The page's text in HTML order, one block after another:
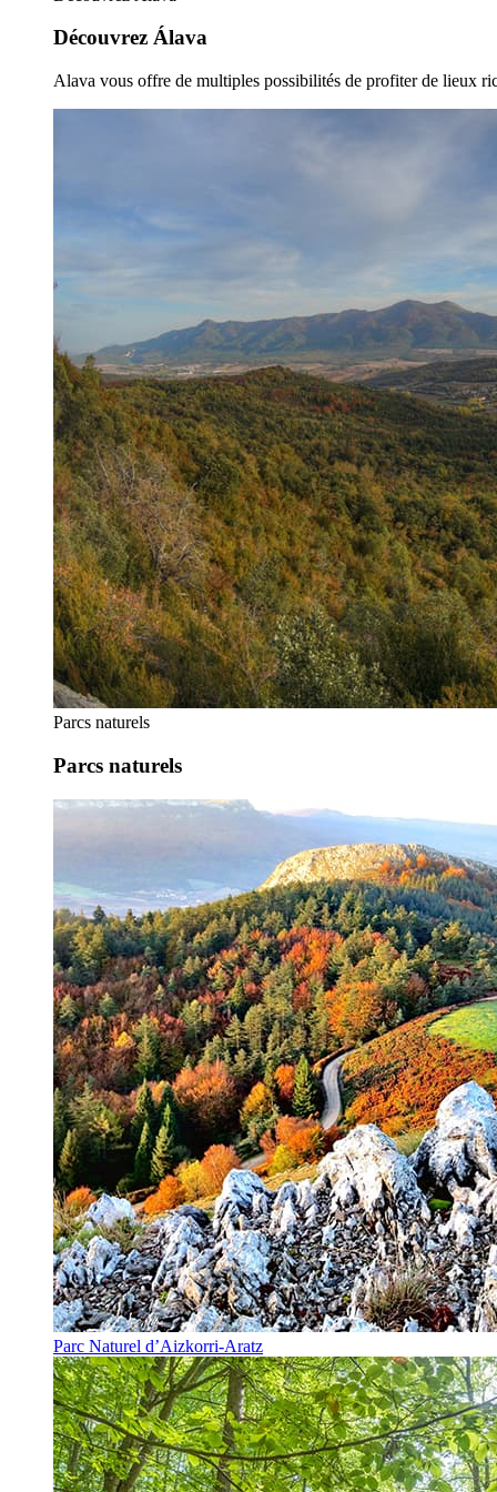
Découvrez Álava
Alava vous offre de multiples possibilités de profiter de lieux
Parcs naturels
Parcs naturels
Parc Naturel d’Aizkorri-Aratz